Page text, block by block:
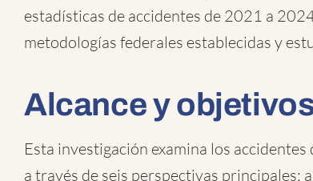
estadísticas de accidentes de 2021 a
metodologías federales establecidas y
Alcance y
Esta investigación examina los
a través de seis perspectivas principales: